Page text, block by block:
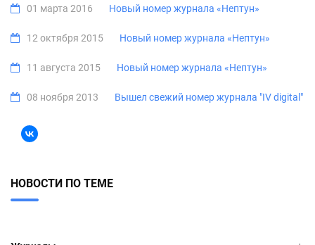
01 марта 2016 Новый номер журнала «Нептун»
12 октября 2015 Новый номер журнала «Нептун»
11 августа 2015 Новый номер журнала «Нептун»
08 ноября 2013 Вышел свежий номер журнала "IV digital"
НОВОСТИ ПО ТЕМЕ